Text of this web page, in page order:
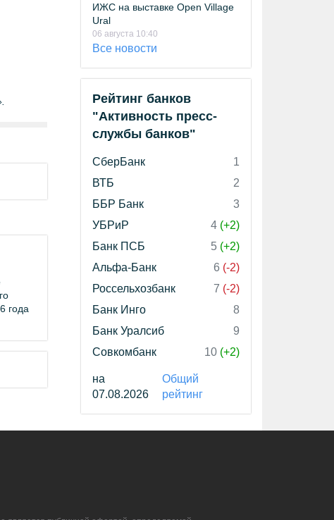
года
ИЖС на выставке Open Village
Ural
06 августа 10:40
Все новости
Рейтинг банков
"Активность пресс-
службы банков"
СберБанк
1
ВТБ
2
ББР Банк
3
УБРиР
4 (+2)
Банк ПСБ
5 (+2)
Альфа-Банк
6 (-2)
Россельхозбанк
7 (-2)
Банк Инго
8
Банк Уралсиб
9
Совкомбанк
10 (+2)
на
07.08.2026
Общий
рейтинг